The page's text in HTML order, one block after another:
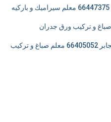
دهان صباغ ضاحية مبارك العبدالله الجابر 66405052 معلم صباغ و تركيب